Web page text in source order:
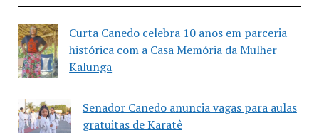
Curta Canedo celebra 10 anos em parceria
histórica com a Casa Memória da Mulher
Kalunga
Senador Canedo anuncia vagas para aulas
gratuitas de Karatê